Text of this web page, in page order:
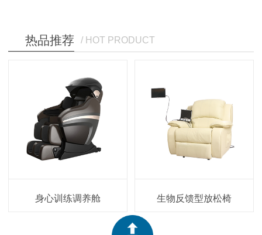
热品推荐 / HOT PRODUCT
身心训练调养舱 生物反馈型放松椅